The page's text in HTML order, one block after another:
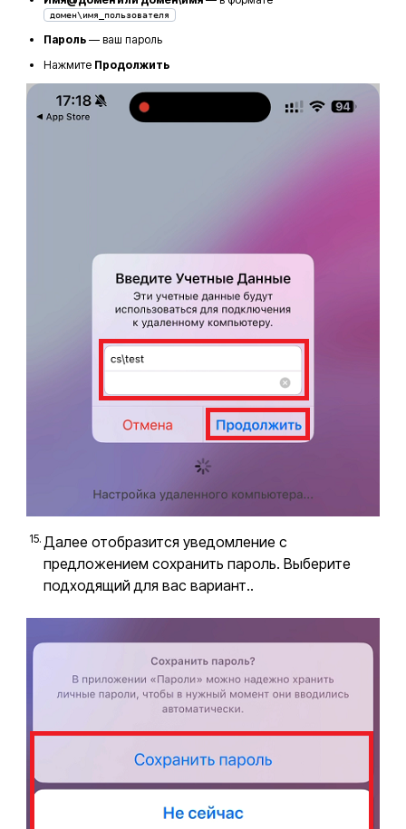
домен\имя_пользователя
Пароль — ваш пароль
Нажмите Продолжить
Далее отобразится уведомление с
предложением сохранить пароль. Выберите
подходящий для вас вариант..